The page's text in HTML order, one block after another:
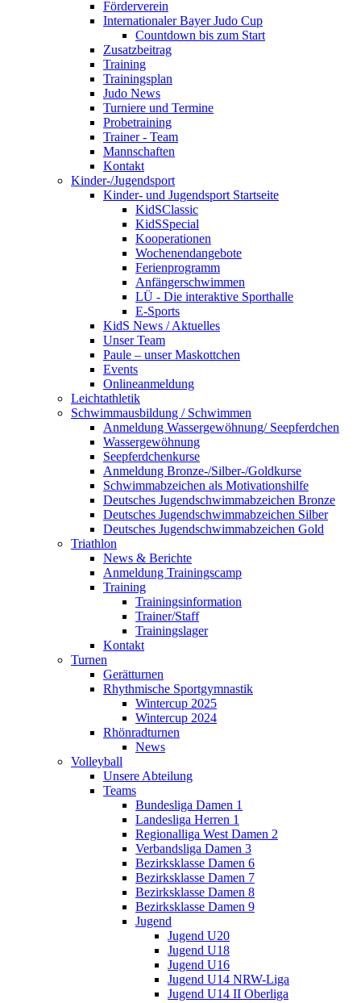
Förderverein
Internationaler Bayer Judo Cup
Countdown bis zum Start
Zusatzbeitrag
Training
Trainingsplan
Judo News
Turniere und Termine
Probetraining
Trainer - Team
Mannschaften
Kontakt
Kinder-/Jugendsport
Kinder- und Jugendsport Startseite
KidSClassic
KidSSpecial
Kooperationen
Wochenendangebote
Ferienprogramm
Anfängerschwimmen
LÜ - Die interaktive Sporthalle
E-Sports
KidS News / Aktuelles
Unser Team
Paule – unser Maskottchen
Events
Onlineanmeldung
Leichtathletik
Schwimmausbildung / Schwimmen
Anmeldung Wassergewöhnung/ Seepferdchen
Wassergewöhnung
Seepferdchenkurse
Anmeldung Bronze-/Silber-/Goldkurse
Schwimmabzeichen als Motivationshilfe
Deutsches Jugendschwimmabzeichen Bronze
Deutsches Jugendschwimmabzeichen Silber
Deutsches Jugendschwimmabzeichen Gold
Triathlon
News & Berichte
Anmeldung Trainingscamp
Training
Trainingsinformation
Trainer/Staff
Trainingslager
Kontakt
Turnen
Gerätturnen
Rhythmische Sportgymnastik
Wintercup 2025
Wintercup 2024
Rhönradturnen
News
Volleyball
Unsere Abteilung
Teams
Bundesliga Damen 1
Landesliga Herren 1
Regionalliga West Damen 2
Verbandsliga Damen 3
Bezirksklasse Damen 6
Bezirksklasse Damen 7
Bezirksklasse Damen 8
Bezirksklasse Damen 9
Jugend
Jugend U20
Jugend U18
Jugend U16
Jugend U14 NRW-Liga
Jugend U14 II Oberliga